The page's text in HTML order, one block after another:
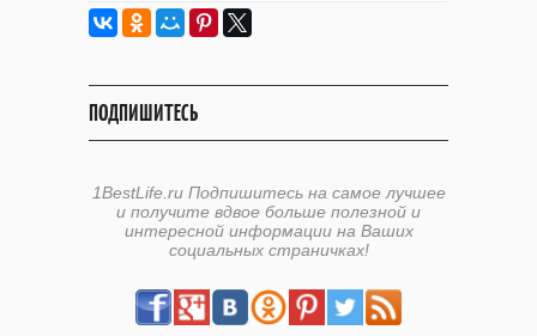
ПОДПИШИТЕСЬ
1BestLife.ru Подпишитесь на самое лучшее
и получите вдвое больше полезной и
интересной информации на Ваших
социальных страничках!